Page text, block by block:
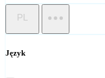
PL
Język